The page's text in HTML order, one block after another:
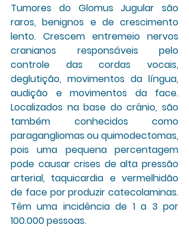
Tumores do Glomus Jugular são
raros, benignos e de crescimento
lento. Crescem entremeio nervos
cranianos responsáveis pelo
controle das cordas vocais,
deglutição, movimentos da língua,
audição e movimentos da face.
Localizados na base do crânio, são
também conhecidos como
paragangliomas ou quimodectomas,
pois uma pequena percentagem
pode causar crises de alta pressão
arterial, taquicardia e vermelhidão
de face por produzir catecolaminas.
Têm uma incidência de 1 a 3 por
100.000 pessoas.